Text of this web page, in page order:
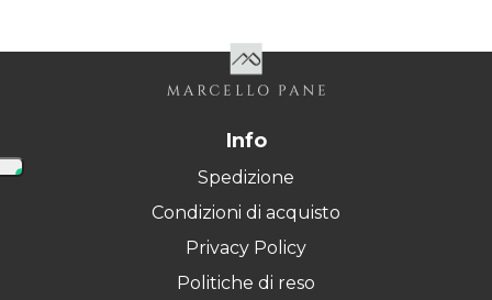
Info
Spedizione
Condizioni di acquisto
Privacy Policy
Politiche di reso